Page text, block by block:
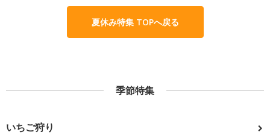
夏休み特集 TOPへ戻る
季節特集
いちご狩り